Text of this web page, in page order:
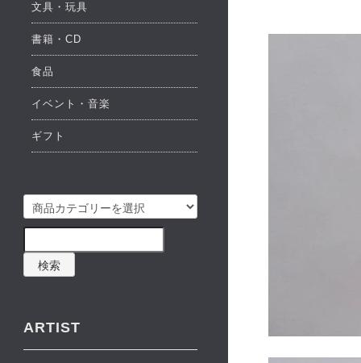
文具・玩具
書籍・CD
食品
イベント・音楽
ギフト
検索
ARTIST